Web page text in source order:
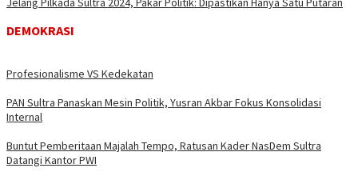
DEMOKRASI
Profesionalisme VS Kedekatan
PAN Sultra Panaskan Mesin Politik, Yusran Akbar Fokus Konsolidasi
Internal
Buntut Pemberitaan Majalah Tempo, Ratusan Kader NasDem Sultra
Datangi Kantor PWI